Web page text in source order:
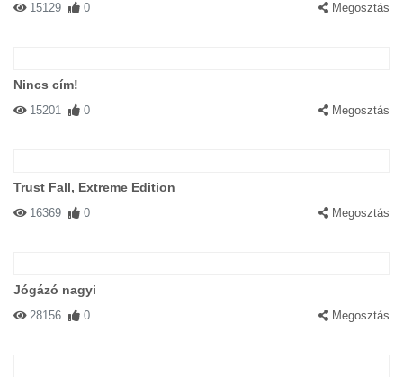
15129 0 Megosztás
Nincs cím!
15201 0 Megosztás
Trust Fall, Extreme Edition
16369 0 Megosztás
Jógázó nagyi
28156 0 Megosztás